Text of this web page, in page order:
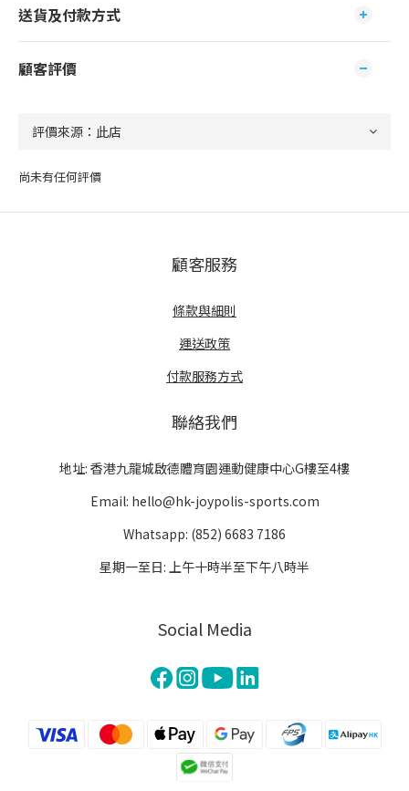
送貨及付款方式
顧客評價
尚未有任何評價
顧客服務
條款與細則
運送政策
付款服務方式
聯絡我們
地址: 香港九龍城啟德體育園運動健康中心G樓至4樓
Email: hello@hk-joypolis-sports.com
Whatsapp: (852) 6683 7186
星期一至日: 上午十時半至下午八時半
Social Media